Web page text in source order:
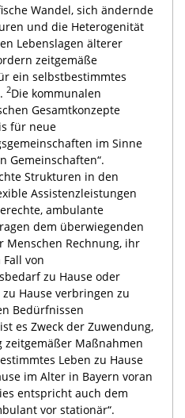
Wandel, sich ändernde
und die Heterogenität
Lebenslagen älterer
zeitgemäße
ein selbstbestimmtes
2Die kommunalen
Gesamtkonzepte
für neue
im Sinne
Gemeinschaften“.
Strukturen in den
Assistenzleistungen
ambulante
dem überwiegenden
Menschen Rechnung, ihr
von
zu Hause oder
Hause verbringen zu
Bedürfnissen
es Zweck der Zuwendung,
zeitgemäßer Maßnahmen
Leben zu Hause
im Alter in Bayern voran
entspricht auch dem
vor stationär“.